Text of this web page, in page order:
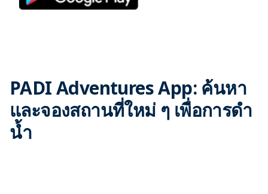
PADI Adventures App: ค้นหา
และจองสถานที่ใหม่ ๆ เพื่อการดำ
น้ำ